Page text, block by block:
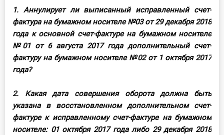
1. Аннулирует ли выписанный исправленный счет-
фактура на бумажном носителе №03 от 29 декабря 2018
года к основной счет-фактуре на бумажном носителе
№01 от 6 августа 2017 года дополнительный счет-
фактуру на бумажном носителе №02 от 1 октября 2017
года?
2. Какая дата совершения оборота должна быть
указана в восстановленном дополнительном счет-
фактуре к исправленному счет-фактуре на бумажном
носителе: 01 октября 2017 года либо 29 декабря 2018